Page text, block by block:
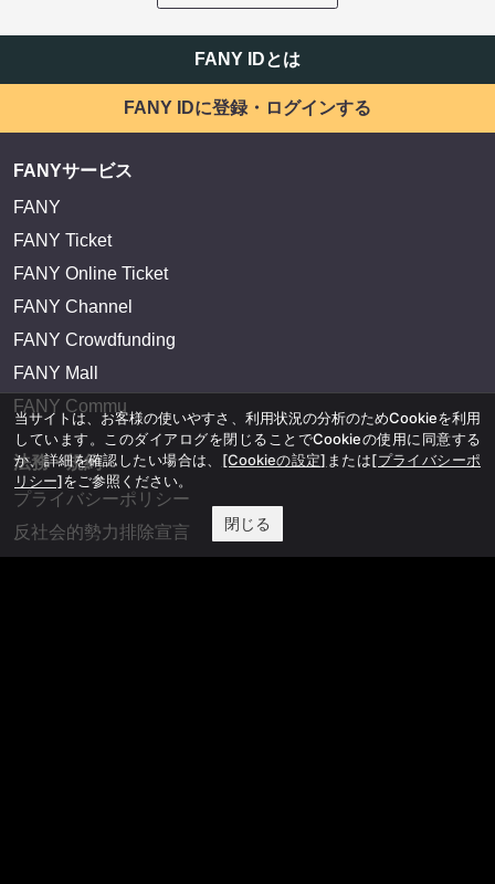
FANY IDとは
FANY IDに登録・ログインする
FANYサービス
FANY
FANY Ticket
FANY Online Ticket
FANY Channel
FANY Crowdfunding
FANY Mall
FANY Commu
法務・規約
プライバシーポリシー
反社会的勢力排除宣言
当サイトは、お客様の使いやすさ、利用状況の分析のためCookieを利用
しています。このダイアログを閉じることでCookieの使用に同意する
か、詳細を確認したい場合は、 [Cookieの設定] または[プライバシーポ
リシー]をご参照ください。
閉じる